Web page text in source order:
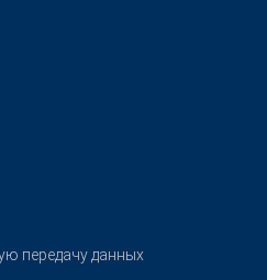
передачу данных